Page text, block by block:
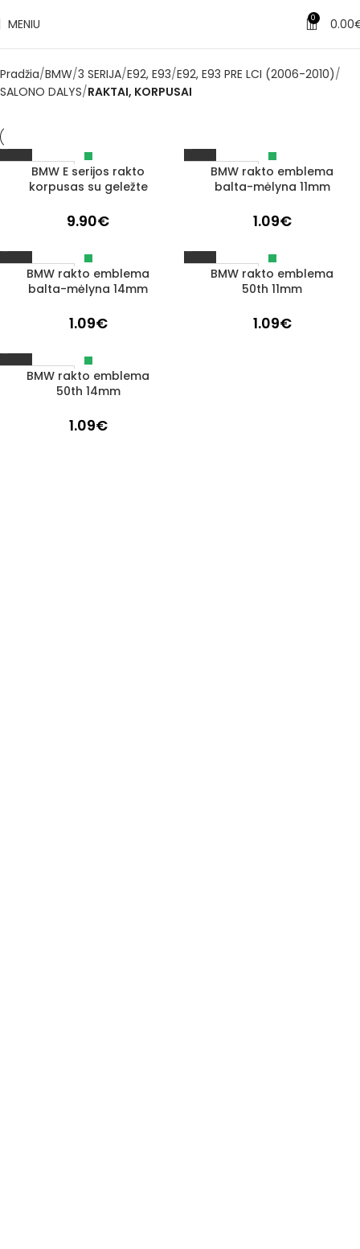
MENIU 0 0.00
Pradžia BMW 3 SERIJA E92, E93 E92, E93 PRE LCI (2006-2010)
SALONO DALYS RAKTAI, KORPUSAI
Išparduota
BMW E serijos rakto
korpusas su geležte
9.90€
Išparduota
BMW rakto emblema
balta-mėlyna 11mm
1.09€
Išparduota
BMW rakto emblema
balta-mėlyna 14mm
1.09€
Išparduota
BMW rakto emblema
50th 11mm
1.09€
Išparduota
BMW rakto emblema
50th 14mm
1.09€